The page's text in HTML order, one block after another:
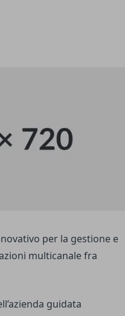
per la gestione e
multicanale fra
guidata